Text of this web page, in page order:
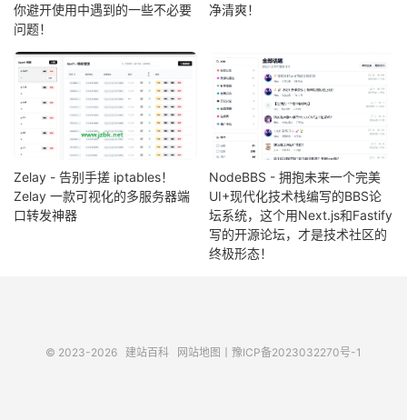
你避开使用中遇到的一些不必要
问题！
净清爽！
Zelay - 告别手搓 iptables！
Zelay 一款可视化的多服务器端
口转发神器
NodeBBS - 拥抱未来一个完美
UI+现代化技术栈编写的BBS论
坛系统，这个用Next.js和Fastify
写的开源论坛，才是技术社区的
终极形态！
© 2023-2026 建站百科 网站地图 豫ICP备2023032270号-1